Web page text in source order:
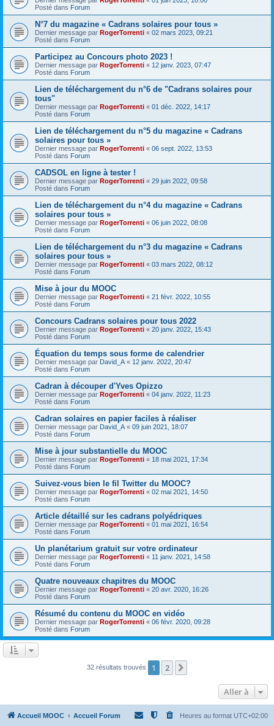
Posté dans Forum
N°7 du magazine « Cadrans solaires pour tous »
Dernier message par RogerTorrenti « 02 mars 2023, 09:21
Posté dans Forum
Participez au Concours photo 2023 !
Dernier message par RogerTorrenti « 12 janv. 2023, 07:47
Posté dans Forum
Lien de téléchargement du n°6 de "Cadrans solaires pour
tous"
Dernier message par RogerTorrenti « 01 déc. 2022, 14:17
Posté dans Forum
Lien de téléchargement du n°5 du magazine « Cadrans
solaires pour tous »
Dernier message par RogerTorrenti « 06 sept. 2022, 13:53
Posté dans Forum
CADSOL en ligne à tester !
Dernier message par RogerTorrenti « 29 juin 2022, 09:58
Posté dans Forum
Lien de téléchargement du n°4 du magazine « Cadrans
solaires pour tous »
Dernier message par RogerTorrenti « 06 juin 2022, 08:08
Posté dans Forum
Lien de téléchargement du n°3 du magazine « Cadrans
solaires pour tous »
Dernier message par RogerTorrenti « 03 mars 2022, 08:12
Posté dans Forum
Mise à jour du MOOC
Dernier message par RogerTorrenti « 21 févr. 2022, 10:55
Posté dans Forum
Concours Cadrans solaires pour tous 2022
Dernier message par RogerTorrenti « 20 janv. 2022, 15:43
Posté dans Forum
Équation du temps sous forme de calendrier
Dernier message par David_A « 12 janv. 2022, 20:47
Posté dans Forum
Cadran à découper d'Yves Opizzo
Dernier message par RogerTorrenti « 04 janv. 2022, 11:23
Posté dans Forum
Cadran solaires en papier faciles à réaliser
Dernier message par David_A « 09 juin 2021, 18:07
Posté dans Forum
Mise à jour substantielle du MOOC
Dernier message par RogerTorrenti « 18 mai 2021, 17:34
Posté dans Forum
Suivez-vous bien le fil Twitter du MOOC?
Dernier message par RogerTorrenti « 02 mai 2021, 14:50
Posté dans Forum
Article détaillé sur les cadrans polyédriques
Dernier message par RogerTorrenti « 01 mai 2021, 16:54
Posté dans Forum
Un planétarium gratuit sur votre ordinateur
Dernier message par RogerTorrenti « 11 janv. 2021, 14:58
Posté dans Forum
Quatre nouveaux chapitres du MOOC
Dernier message par RogerTorrenti « 20 avr. 2020, 16:26
Posté dans Forum
Résumé du contenu du MOOC en vidéo
Dernier message par RogerTorrenti « 06 févr. 2020, 09:28
Posté dans Forum
32 résultats trouvés 1 2
Aller à
Accueil MOOC Accueil Forum Heures au format UTC+02:00